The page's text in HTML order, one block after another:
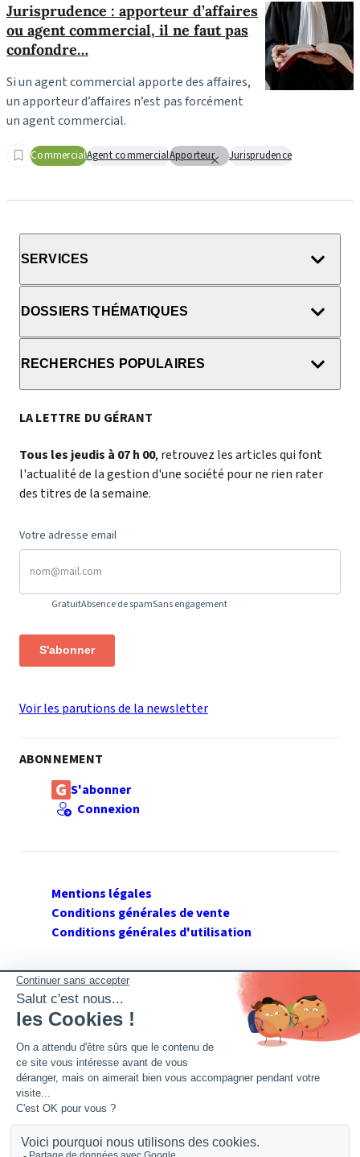
Jurisprudence : apporteur d’affaires
ou agent commercial, il ne faut pas
confondre…
Si un agent commercial apporte des affaires,
un apporteur d’affaires n’est pas forcément
un agent commercial.
CommercialAgent commercialApporteur Jurisprudence
SERVICES
DOSSIERS THÉMATIQUES
RECHERCHES POPULAIRES
LA LETTRE DU GÉRANT
Tous les jeudis à 07 h 00, retrouvez les articles qui font
l'actualité de la gestion d'une société pour ne rien rater
des titres de la semaine.
Votre adresse email
GratuitAbsence de spamSans engagement
S'abonner
Voir les parutions de la newsletter
ABONNEMENT
S'abonner
Connexion
Mentions légales
Conditions générales de vente
Conditions générales d'utilisation
SUIVEZ GERANT DE SARL
Twitter
Facebook